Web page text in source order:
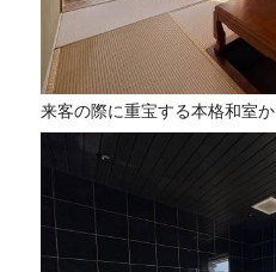
来客の際に重宝する本格和室